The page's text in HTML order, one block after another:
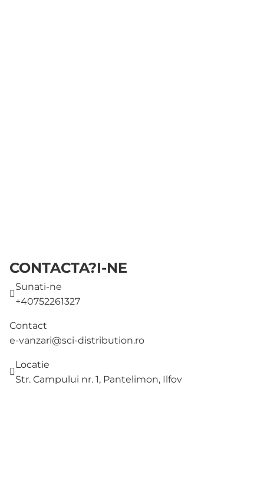
CONTACTA?I-NE
Sunati-ne
+40752261327
Contact
e-vanzari@sci-distribution.ro
Locatie
Str. Campului nr. 1, Pantelimon, Ilfov